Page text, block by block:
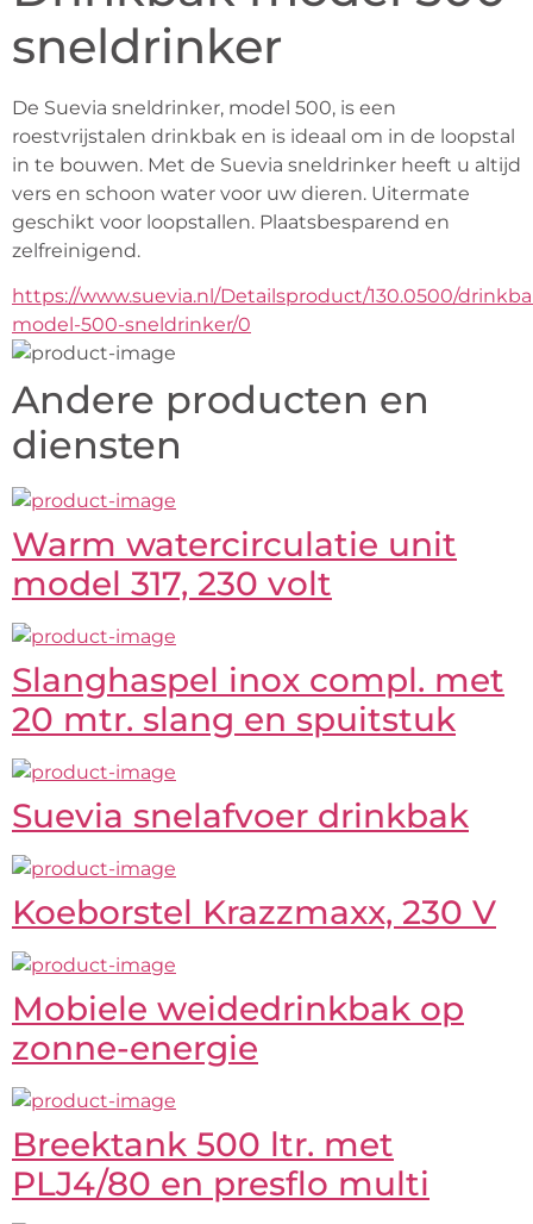
sneldrinker
De Suevia sneldrinker, model 500, is een
roestvrijstalen drinkbak en is ideaal om in de loopstal
in te bouwen. Met de Suevia sneldrinker heeft u altijd
vers en schoon water voor uw dieren. Uitermate
geschikt voor loopstallen. Plaatsbesparend en
zelfreinigend.
https://www.suevia.nl/Detailsproduct/130.0500/
model-500-sneldrinker/0
Andere producten en
diensten
Warm watercirculatie unit
model 317, 230 volt
Slanghaspel inox compl. met
20 mtr. slang en spuitstuk
Suevia snelafvoer drinkbak
Koeborstel Krazzmaxx, 230 V
Mobiele weidedrinkbak op
zonne-energie
Breektank 500 ltr. met
PLJ4/80 en presflo multi